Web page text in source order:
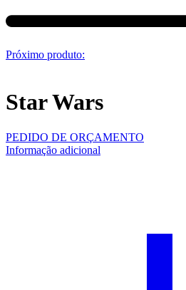
Próximo produto:
Star Wars
PEDIDO DE ORÇAMENTO
Informação adicional